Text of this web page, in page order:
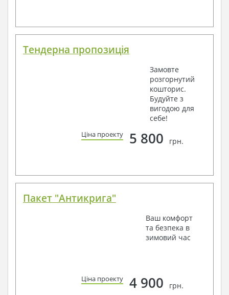
Тендерна пропозиція
Замовте
розгорнутий
кошторис.
Будуйте з
вигодою для
себе!
Ціна проекту 5 800 грн.
Пакет "Антикрига"
Ваш комфорт
та безпека в
зимовий час
Ціна проекту 4 900 грн.